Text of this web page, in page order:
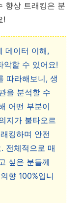
향상 트래킹은 분
!
데이터 이해,
악할 수 있어요!
따라해보니, 생
을 분석할 수
어떤 부분이
지가 불타오르
킹하며 안전
전체적으로 매
싶은 분들께
향 100%입니